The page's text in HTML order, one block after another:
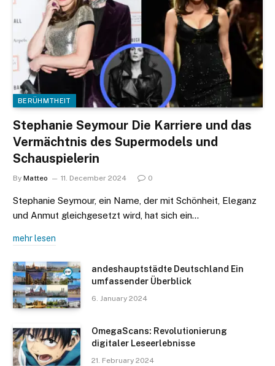
BERÜHMTHEIT
Stephanie Seymour Die Karriere und das
Vermächtnis des Supermodels und
Schauspielerin
By Matteo 11. December 2024 0
Stephanie Seymour, ein Name, der mit Schönheit, Eleganz
und Anmut gleichgesetzt wird, hat sich ein…
mehr lesen
andeshauptstädte Deutschland Ein
umfassender Überblick
6. January 2024
OmegaScans: Revolutionierung
digitaler Leseerlebnisse
21. February 2024